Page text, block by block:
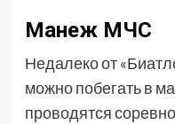
Манеж МЧС
Недалеко от
можно побегать в
проводятся